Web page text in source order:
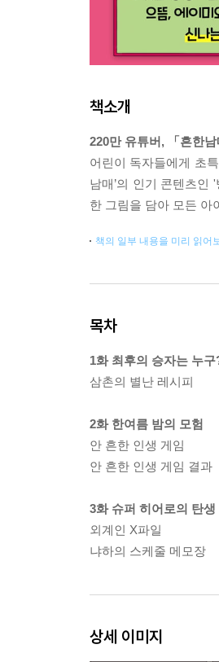
책소개
220만 유튜버, 「흔한
어린이 독자들에게 초
남매’의 인기 콘텐츠인
한 그림을 담아 모든 아
책의 일부 내용을 미리 읽어
목차
1화 최후의 승자는 누구
삼촌의 별난 레시피
2화 한여름 밤의 모험
안 흔한 인생 게임
안 흔한 인생 게임 결과
3화 슈퍼 히어로의 탄생
외계인 X파일
냐하의 스케줄 메모장
상세 이미지